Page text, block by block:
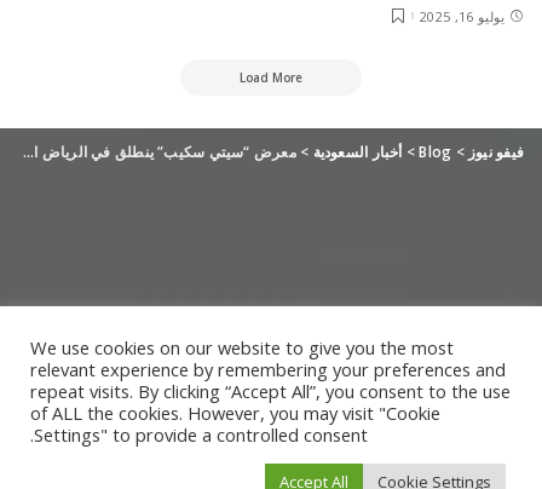
يوليو 16, 2025
Load More
فيفو نيوز >
Blog
> أخبار السعودية >معرض “سيتي سكيب” ينطلق في الرياض الأحد المقبل
We use cookies on our website to give you the most
relevant experience by remembering your preferences and
repeat visits. By clicking “Accept All”, you consent to the use
of ALL the cookies. However, you may visit "Cookie
Settings" to provide a controlled consent.
Cookie Settings
Accept All